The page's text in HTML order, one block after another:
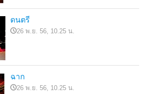
ดนตรี
26 พ.ย. 56, 10.25 น.
ฉาก
26 พ.ย. 56, 10.25 น.